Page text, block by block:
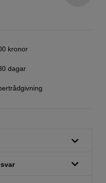
kronor
dagar